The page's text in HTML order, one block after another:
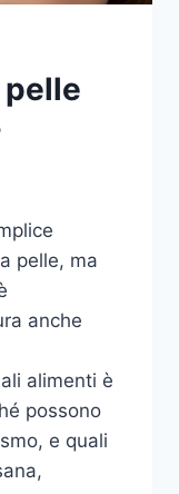
pelle
pelle, ma
anche
alimenti è
possono
e quali